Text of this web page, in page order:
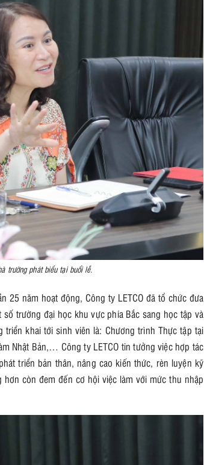
trường phát biểu tại buổi lễ.
25 năm hoạt động, Công ty LETCO đã tổ chức đưa
trường đại học khu vực phía Bắc sang học tập và
khai tới sinh viên là: Chương trình Thực tập tại
Nhật Bản,… Công ty LETCO tin tưởng việc hợp tác
triển bản thân, nâng cao kiến thức, rèn luyện kỹ
còn đem đến cơ hội việc làm với mức thu nhập